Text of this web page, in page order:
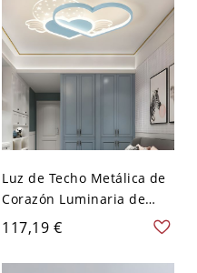
Luz de Techo Metálica de
Corazón Luminaria de
Techo LED Infantil para
Habitación - Azul 110 A
120 V 45,72 cm
117,19 €